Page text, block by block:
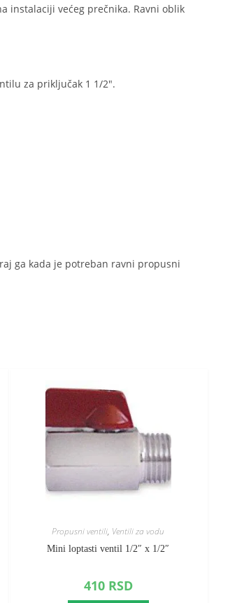
instalaciji većeg prečnika. Ravni oblik
za priključak 1 1/2".
ga kada je potreban ravni propusni
Propusni ventili, Ventili za vodu
Mini loptasti ventil 1/2″ x 1/2″
410 RSD